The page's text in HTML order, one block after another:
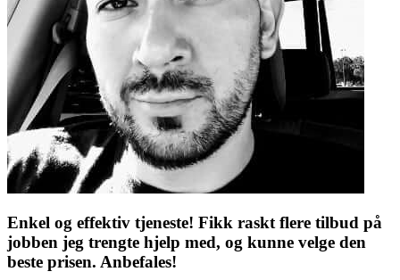
Enkel og effektiv tjeneste! Fikk raskt flere tilbud på
jobben jeg trengte hjelp med, og kunne velge den
beste prisen. Anbefales!